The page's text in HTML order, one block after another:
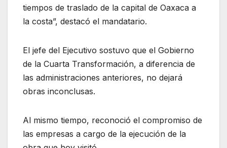
tiempos de traslado de la capital de Oaxaca a
la costa”, destacó el mandatario.
El jefe del Ejecutivo sostuvo que el Gobierno
de la Cuarta Transformación, a diferencia de
las administraciones anteriores, no dejará
obras inconclusas.
Al mismo tiempo, reconoció el compromiso de
las empresas a cargo de la ejecución de la